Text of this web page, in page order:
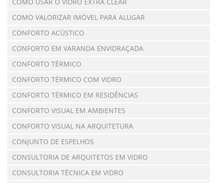
COMO VALORIZAR IMÓVEL PARA ALUGAR
CONFORTO ACÚSTICO
CONFORTO EM VARANDA ENVIDRAÇADA
CONFORTO TÉRMICO
CONFORTO TÉRMICO COM VIDRO
CONFORTO TÉRMICO EM RESIDÊNCIAS
CONFORTO VISUAL EM AMBIENTES
CONFORTO VISUAL NA ARQUITETURA
CONJUNTO DE ESPELHOS
CONSULTORIA DE ARQUITETOS EM VIDRO
CONSULTORIA TÉCNICA EM VIDRO